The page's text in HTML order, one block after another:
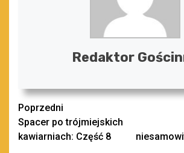
Redaktor
Zobacz
wpisy
Poprzedni
Spacer po trójmiejskich
kawiarniach: Część 8